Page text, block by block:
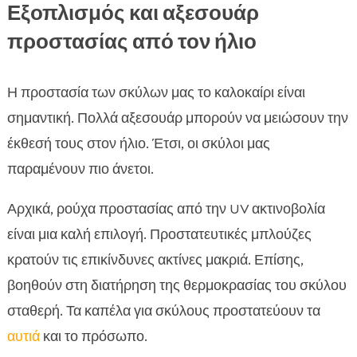
Εξοπλισμός και αξεσουάρ
προστασίας από τον ήλιο
Η προστασία των σκύλων μας το καλοκαίρι είναι
σημαντική. Πολλά αξεσουάρ μπορούν να μειώσουν την
έκθεσή τους στον ήλιο. Έτσι, οι σκύλοι μας
παραμένουν πιο άνετοι.
Αρχικά, ρούχα προστασίας από την UV ακτινοβολία
είναι μια καλή επιλογή. Προστατευτικές μπλούζες
κρατούν τις επικίνδυνες ακτίνες μακριά. Επίσης,
βοηθούν στη διατήρηση της θερμοκρασίας του σκύλου
σταθερή. Τα καπέλα για σκύλους προστατεύουν τα
αυτιάκαι το πρόσωπο.